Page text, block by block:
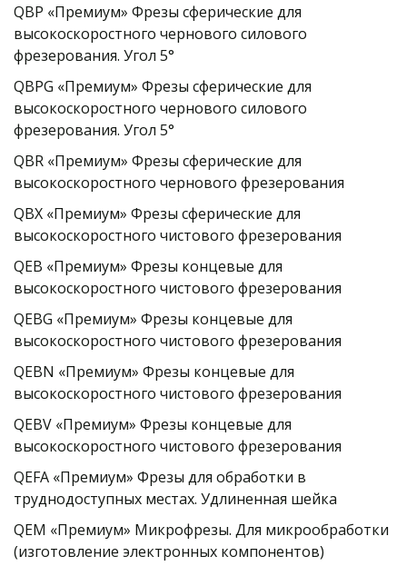
QBP «Премиум» Фрезы сферические для
высокоскоростного чернового силового
фрезерования. Угол 5°
QBPG «Премиум» Фрезы сферические для
высокоскоростного чернового силового
фрезерования. Угол 5°
QBR «Премиум» Фрезы сферические для
высокоскоростного чернового фрезерования
QBX «Премиум» Фрезы сферические для
высокоскоростного чистового фрезерования
QEB «Премиум» Фрезы концевые для
высокоскоростного чистового фрезерования
QEBG «Премиум» Фрезы концевые для
высокоскоростного чистового фрезерования
QEBN «Премиум» Фрезы концевые для
высокоскоростного чистового фрезерования
QEBV «Премиум» Фрезы концевые для
высокоскоростного чистового фрезерования
QEFA «Премиум» Фрезы для обработки в
труднодоступных местах. Удлиненная шейка
QEM «Премиум» Микрофрезы. Для микрообработки
(изготовление электронных компонентов)